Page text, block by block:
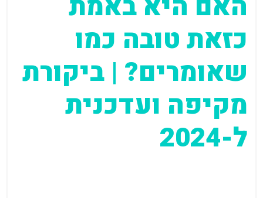
כזאת טובה כמו
שאומרים? | ביקורת
מקיפה ועדכנית
ל-2024